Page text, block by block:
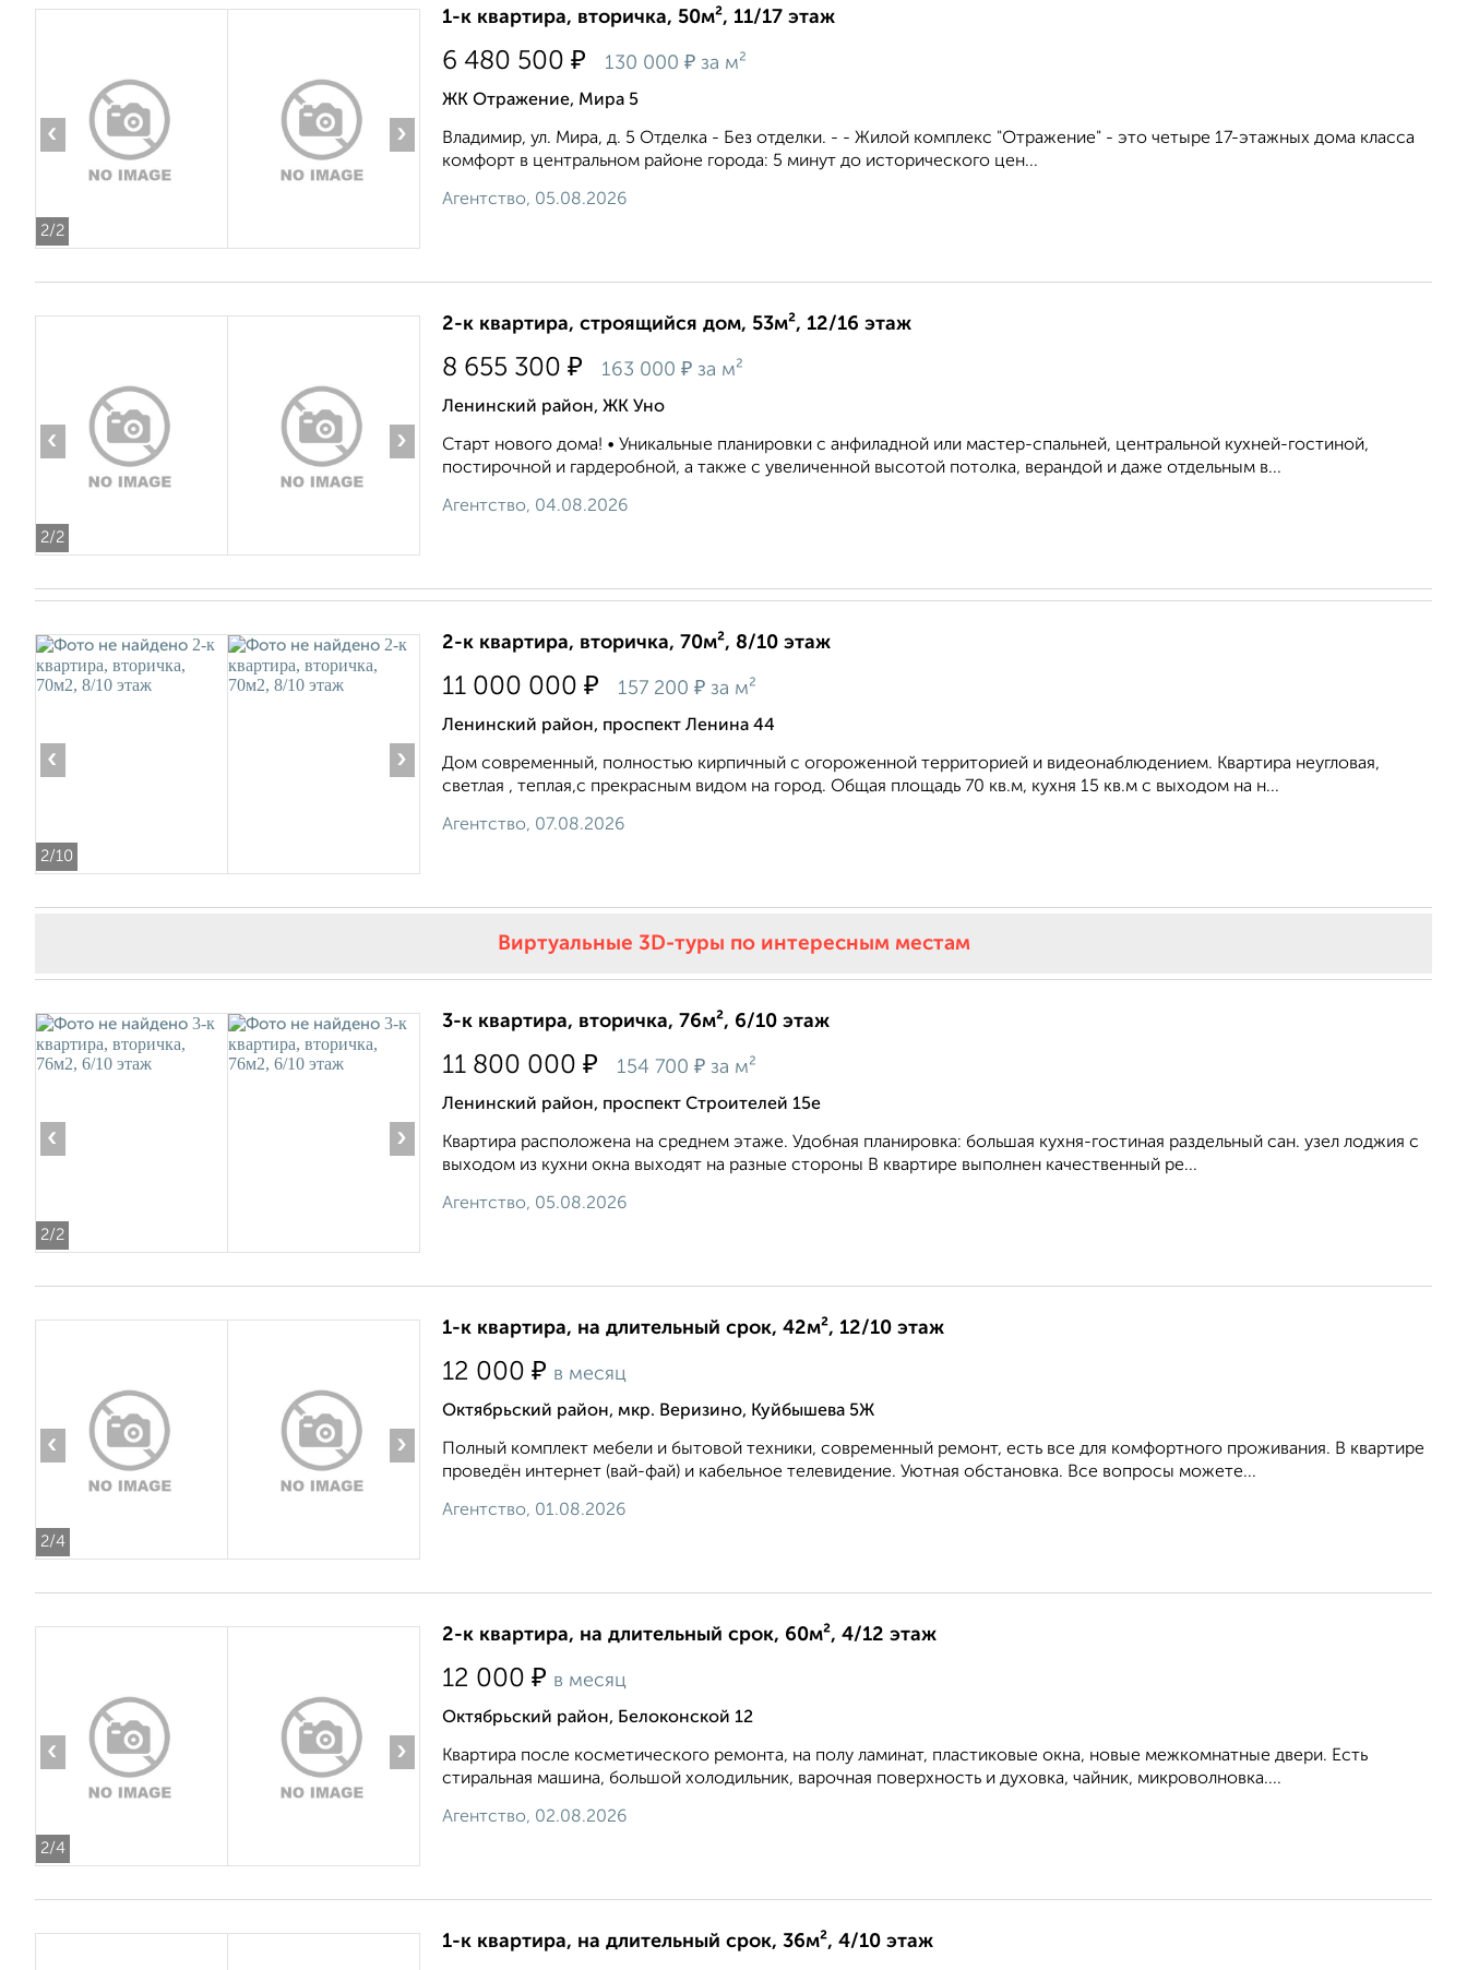
2/2
‹ ›
1-к квартира, вторичка, 50м², 11/17 этаж
6 480 500 ₽ 130 000 ₽ за м²
ЖК Отражение, Мира 5
Владимир, ул. Мира, д. 5 Отделка - Без отделки. - - Жилой комплекс "Отражение" - это четыре 17-этажных дома класса
комфорт в центральном районе города: 5 минут до исторического цен...
Агентство, 05.08.2026
2/2
‹ ›
2-к квартира, строящийся дом, 53м², 12/16 этаж
8 655 300 ₽ 163 000 ₽ за м²
Ленинский район, ЖК Уно
Старт нового дома! • Уникальные планировки с анфиладной или мастер-спальней, центральной кухней-гостиной,
постирочной и гардеробной, а также с увеличенной высотой потолка, верандой и даже отдельным в...
Агентство, 04.08.2026
2/10
‹ ›
2-к квартира, вторичка, 70м², 8/10 этаж
11 000 000 ₽ 157 200 ₽ за м²
Ленинский район, проспект Ленина 44
Дом современный, полностью кирпичный с огороженной территорией и видеонаблюдением. Квартира неугловая,
светлая , теплая,с прекрасным видом на город. Общая площадь 70 кв.м, кухня 15 кв.м с выходом на н...
Агентство, 07.08.2026
Виртуальные 3D-туры по интересным местам
2/2
‹ ›
3-к квартира, вторичка, 76м², 6/10 этаж
11 800 000 ₽ 154 700 ₽ за м²
Ленинский район, проспект Строителей 15е
Квартира расположена на среднем этаже. Удобная планировка: большая кухня-гостиная раздельный сан. узел лоджия с
выходом из кухни окна выходят на разные стороны В квартире выполнен качественный ре...
Агентство, 05.08.2026
2/4
‹ ›
1-к квартира, на длительный срок, 42м², 12/10 этаж
12 000 ₽ в месяц
Октябрьский район, мкр. Веризино, Куйбышева 5Ж
Полный комплект мебели и бытовой техники, современный ремонт, есть все для комфортного проживания. В квартире
проведён интернет (вай-фай) и кабельное телевидение. Уютная обстановка. Все вопросы можете...
Агентство, 01.08.2026
2/4
‹ ›
2-к квартира, на длительный срок, 60м², 4/12 этаж
12 000 ₽ в месяц
Октябрьский район, Белоконской 12
Квартира после косметического ремонта, на полу ламинат, пластиковые окна, новые межкомнатные двери. Есть
стиральная машина, большой холодильник, варочная поверхность и духовка, чайник, микроволновка....
Агентство, 02.08.2026
1-к квартира, на длительный срок, 36м², 4/10 этаж